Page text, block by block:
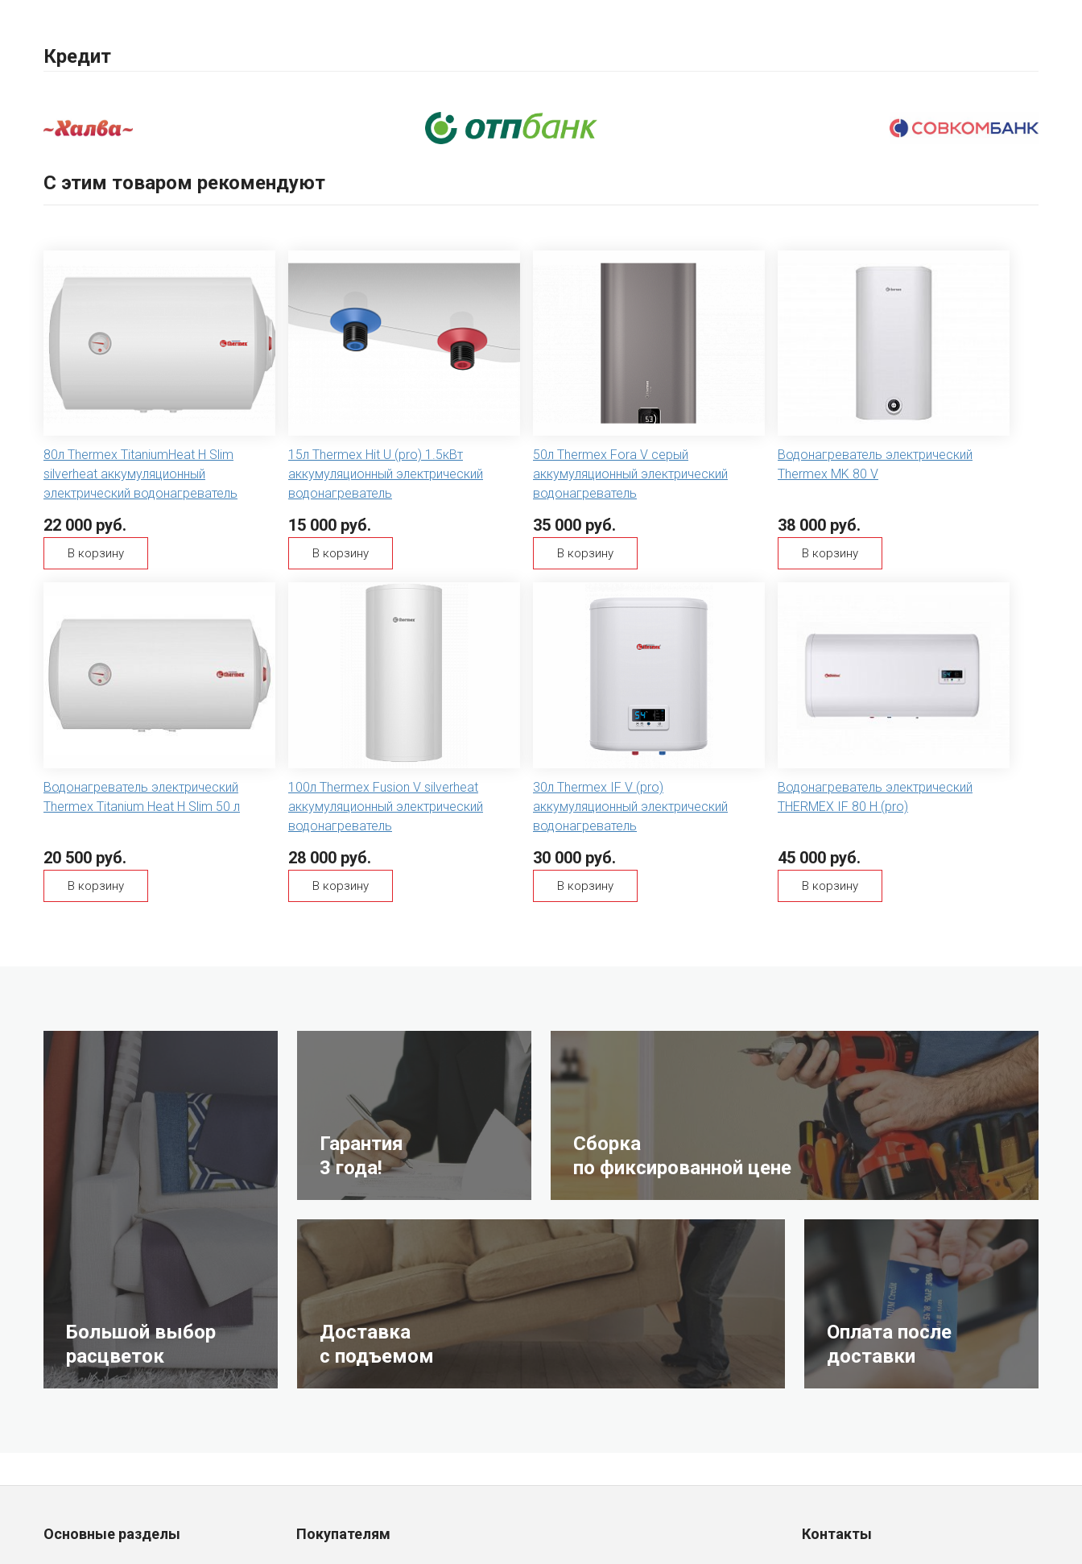
Кредит
С этим товаром рекомендуют
80л Thermex TitaniumHeat H Slim
silverheat аккумуляционный
электрический водонагреватель
22 000 руб.
В корзину
15л Thermex Нit U (pro) 1.5кВт
аккумуляционный электрический
водонагреватель
15 000 руб.
В корзину
50л Thermex Fora V серый
аккумуляционный электрический
водонагреватель
35 000 руб.
В корзину
Водонагреватель электрический
Thermex MK 80 V
38 000 руб.
В корзину
Водонагреватель электрический
Thermex Titanium Heat H Slim 50 л
20 500 руб.
В корзину
100л Thermex Fusion V silverheat
аккумуляционный электрический
водонагреватель
28 000 руб.
В корзину
30л Thermex IF V (pro)
аккумуляционный электрический
водонагреватель
30 000 руб.
В корзину
Водонагреватель электрический
THERMEX IF 80 H (pro)
45 000 руб.
В корзину
Большой выбор
расцветок
Гарантия
3 года!
Оплата после
доставки
Сборка
по фиксированной цене
Доставка
с подъемом
Основные разделы Покупателям Контакты